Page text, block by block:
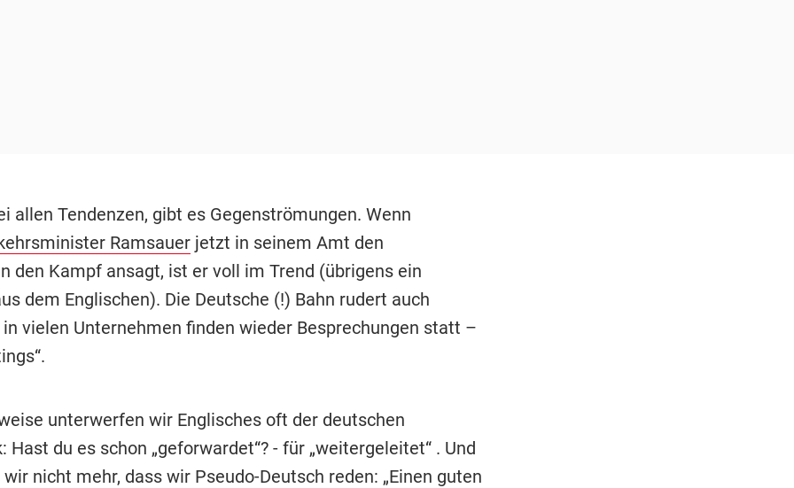
allen Tendenzen, gibt es Gegenströmungen. Wenn
Ramsauerjetzt in seinem Amt den
den Kampf ansagt, ist er voll im Trend (übrigens ein
dem Englischen). Die Deutsche (!) Bahn rudert auch
in vielen Unternehmen finden wieder Besprechungen statt –
unterwerfen wir Englisches oft der deutschen
Hast du es schon „geforwardet“? - für „weitergeleitet“ . Und
nicht mehr, dass wir Pseudo-Deutsch reden: „Einen guten